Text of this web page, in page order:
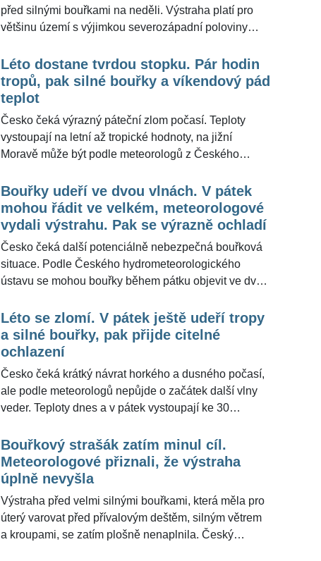
před silnými bouřkami na neděli. Výstraha platí pro
většinu území s výjimkou severozápadní poloviny
bouřkového systému z jihozápadních Čech přes
Vysočinu až na Moravu. Hlavním rizikem budou silné
nárazy větru i přes 70 kilometrů v hodině, lokálně se
mohou přidat menší kroupy a přívalový déšť.
Meteorologové z portálu Meteocentrum.cz pro
ŽivotvČesku.cz už dříve uvedli, že víkend po horkém
týdnu přinese ochlazení, ale také přeháňky, déšť a
Léto dostane tvrdou stopku. Pár hodin
tropů, pak silné bouřky a víkendový pád
teplot
Česko čeká výrazný páteční zlom počasí. Teploty
vystoupají na letní až tropické hodnoty, na jižní
Moravě může být podle meteorologů z Českého
stupňů, podle portálu Meteocentrum.cz až 34 stupňů
Celsia. Jenže horký vzduch se nad Českem dlouho
neohřeje. Přes republiku začne od severozápadu
postupovat studená fronta, na které se budou tvořit
přeháňky a bouřky, místy i silné. Meteorologové ze
zmíněného portálu pro ŽivotvČesku.cz upřesnili, že
největší riziko se v pátek odpoledne a večer čeká na
Bouřky udeří ve dvou vlnách. V pátek
mohou řádit ve velkém, meteorologové
vydali výstrahu. Pak se výrazně ochladí
Česko čeká další potenciálně nebezpečná bouřková
situace. Podle Českého hydrometeorologického
ústavu se mohou bouřky během pátku objevit ve dvou
územím, další mohou večer dorazit do západních a
jihozápadních Čech z Bavorska. Hlavním rizikem mají
být nárazy větru, přívalové srážky, menší kroupy a
výjimečně nelze vyloučit ani supercelu.
Meteorologové z portálu Meteocentrum.cz pro
ŽivotvČesku.cz doplnili, že páteční tropické teploty na
Moravě budou na delší dobu posledním horkým
fronta.
Léto se zlomí. V pátek ještě udeří tropy
a silné bouřky, pak přijde citelné
ochlazení
Česko čeká krátký návrat horkého a dusného počasí,
ale podle meteorologů nepůjde o začátek další vlny
veder. Teploty dnes a v pátek vystoupají ke 30
až 33 stupňů Celsia. Současně se budou objevovat
přeháňky a bouřky, v pátek mohou být i silné s
přívalovým deštěm, kroupami a výraznějšími nárazy
ŽivotvČesku.cz uvedli, že páteční tropické teploty na
Moravě budou na delší dobu posledním horkým
počasím, protože v noci na sobotu dorazí studená
Bouřkový strašák zatím minul cíl.
Meteorologové přiznali, že výstraha
úplně nevyšla
Výstraha před velmi silnými bouřkami, která měla pro
úterý varovat před přívalovým deštěm, silným větrem
a kroupami, se zatím plošně nenaplnila. Český